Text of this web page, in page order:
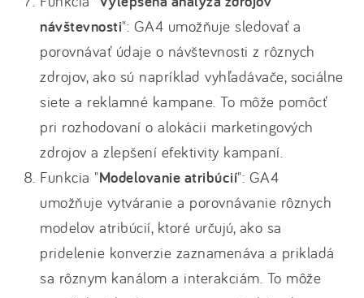
návštevnosti": GA4 umožňuje sledovať a
porovnávať údaje o návštevnosti z rôznych
zdrojov, ako sú napríklad vyhľadávače, sociálne
siete a reklamné kampane. To môže pomôcť
pri rozhodovaní o alokácii marketingových
zdrojov a zlepšení efektivity kampaní.
Funkcia "Modelovanie atribúcií": GA4
umožňuje vytváranie a porovnávanie rôznych
modelov atribúcií, ktoré určujú, ako sa
pridelenie konverzie zaznamenáva a prikladá
sa rôznym kanálom a interakciám. To môže